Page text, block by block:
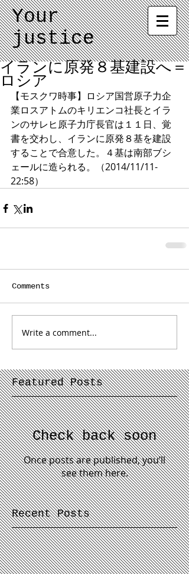
Your
justice
イランに原発８基建設へ＝
ロシア
【モスクワ時事】ロシア国営原子力企
業ロスアトムのキリエンコ社長とイラ
ンのサレヒ原子力庁長官は１１日、覚
書を交わし、イランに原発８基を建設
することで合意した。４基は南部ブシ
ェールに造られる。（2014/11/11-
22:58）
Comments
Write a comment...
Featured Posts
Check back soon
Once posts are published, you’ll
see them here.
Recent Posts